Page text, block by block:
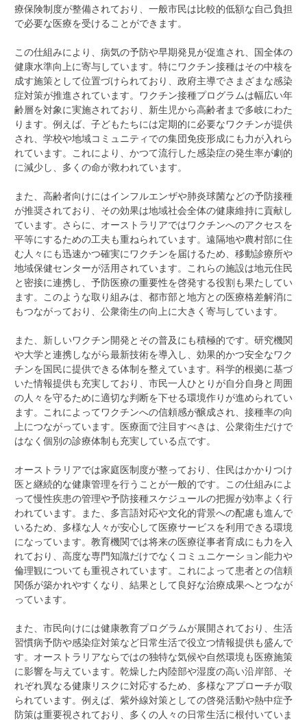
療保険制度が整備されており、一般市民は比較的低額な自己負担
で必要な医療を受けることができます。
この仕組みにより、病気の予防や早期発見が促進され、国全体の
健康水準向上に寄与しています。特にワクチン接種はその中核を
成す施策として位置づけられており、政府主導でさまざまな感染
症対策が推進されています。ワクチン接種プログラムは幅広い年
齢層を対象に実施されており、新生児から高齢者まで多岐にわた
ります。例えば、子どもたちには定期的に必要なワクチンが提供
され、学校や地域コミュニティでの集団免疫形成にも力が入れら
れています。これにより、かつて流行した感染症の発生率が劇的
に減少し、多くの命が救われています。
また、高齢者向けにはインフルエンザや肺炎球菌などの予防接種
が推奨されており、その効果は地域社会全体の健康維持に貢献し
ています。さらに、オーストラリアではワクチンへのアクセスを
平等にするための工夫も重ねられています。遠隔地や農村部に住
む人々にも迅速かつ確実にワクチンを届けるため、移動診療所や
地域保健センターが活用されています。これらの施設は地元住民
と密接に連携し、予防医療の重要性を啓発する役割も果たしてい
ます。このような取り組みは、都市部と地方との医療格差解消に
もつながっており、公衆衛生の向上に大きく寄与しています。
また、新しいワクチン開発とその普及にも積極的です。研究機関
や大学と連携しながら最新技術を導入し、効果的かつ安全なワク
チンを国民に提供できる体制を整えています。科学的根拠に基づ
いた情報提供も充実しており、市民一人ひとりが自分自身と周囲
の人々を守るために適切な判断を下せる環境作りが進められてい
ます。これによってワクチンへの信頼感が醸成され、接種率の向
上につながっています。医療面で注目すべきは、公衆衛生だけで
はなく個別の診療体制も充実している点です。
オーストラリアでは家庭医制度が整っており、住民はかかりつけ
医と継続的な健康管理を行うことが一般的です。この仕組みによ
って慢性疾患の管理や予防接種スケジュールの把握が効率よく行
われています。また、多言語対応や文化的背景への配慮も進んで
いるため、多様な人々が安心して医療サービスを利用できる環境
になっています。教育機関では将来の医療従事者育成にも力を入
れており、高度な専門知識だけでなくコミュニケーション能力や
倫理観についても重視されています。これによって患者との信頼
関係が築かれやすくなり、結果として良好な治療成果へとつなが
っています。
また、市民向けには健康教育プログラムが展開されており、生活
習慣病予防や感染症対策など日常生活で役立つ情報提供も盛んで
す。オーストラリアならではの独特な気候や自然環境も医療施策
に影響を与えています。乾燥した内陸部や湿度の高い沿岸部、そ
れぞれ異なる健康リスクに対応するため、多様なアプローチが取
られています。例えば、紫外線対策としての啓発活動や熱中症予
防策は重要視されており、多くの人々の日常生活に根付いていま